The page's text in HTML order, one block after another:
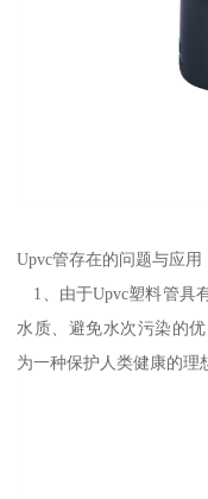
Upvc管存在的问题与应用
1、由于Upvc塑料管具
水质、避免水次污染的
为一种保护人类健康的理